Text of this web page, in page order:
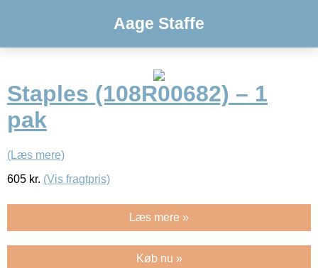
Aage Staffe
Staples (108R00682) – 1
pak
(Læs mere)
605 kr. (Vis fragtpris)
Læs mere »
Køb nu »